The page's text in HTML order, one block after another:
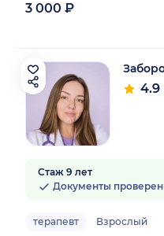
3 000 ₽
4.9
Стаж 9 лет
Документы
терапевт Взрослый